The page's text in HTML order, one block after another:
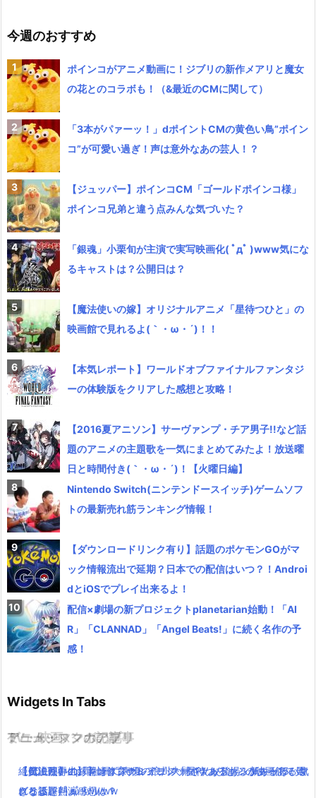
今週のおすすめ
ポインコがアニメ動画に！ジブリの新作メアリと魔女
の花とのコラボも！（&最近のCMに関して）
「3本がパァーッ！」dポイントCMの黄色い鳥”ポイン
コ”が可愛い過ぎ！声は意外なあの芸人！？
【ジュッパー】ポインコCM「ゴールドポインコ様」
ポインコ兄弟と違う点みんな気づいた？
「銀魂」小栗旬が主演で実写映画化( ﾟдﾟ )www気にな
るキャストは？公開日は？
【魔法使いの嫁】オリジナルアニメ「星待つひと」の
映画館で見れるよ(｀・ω・´)！！
【本気レポート】ワールドオブファイナルファンタジ
ーの体験版をクリアした感想と攻略！
【2016夏アニソン】サーヴァンプ・チア男子!!など話
題のアニメの主題歌を一気にまとめてみたよ！放送曜
日と時間付き(｀・ω・´)！【火曜日編】
Nintendo Switch(ニンテンドースイッチ)ゲームソフ
トの最新売れ筋ランキング情報！
【ダウンロードリンク有り】話題のポケモンGOがマ
ック情報流出で延期？日本での配信はいつ？！Androi
dとiOSでプレイ出来るよ！
配信×劇場の新プロジェクトplanetarian始動！「AI
R」「CLANNAD」「Angel Beats!」に続く名作の予
感！
Widgets In Tabs
TV・映画
【伝説回】zip貝社員に声優の浪川大輔さんが登場！新キャラハマ
グリ役を熱演！
ゲーム・スマホアプリ
絶賛上映中の「キングスグレイブ ファイナルファンタジー15」気
になる評判・感想は？
アニメ・マンガの記事
【魔法使いの嫁】オリジナルアニメ「星待つひと」の映画館で見
れるよ(｀・ω・´)！！
ミュージックの記事
【600万再生】岡崎体育のミュージックPVあるあるがあるある過
ぎと話題( ﾟдﾟ )wwww